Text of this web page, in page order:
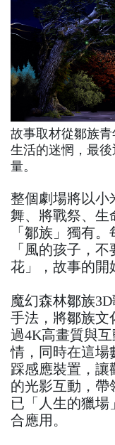
故事取材從鄒族
生活的迷惘，最
量。
整個劇場將以小
舞、將戰祭、生
「鄒族」獨有
「風的孩子，
花」，故事的開
魔幻森林鄒族
手法，將鄒族文
過4K高畫質與
情，同時在這場
踩感應裝置，讓
的光影互動，帶
已「人生的獵場
合應用。